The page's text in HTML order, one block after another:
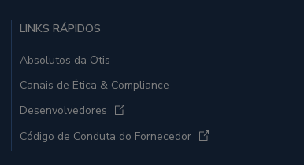
LINKS RÁPIDOS
Absolutos da Otis
Canais de Ética & Compliance
Desenvolvedores
Código de Conduta do Fornecedor